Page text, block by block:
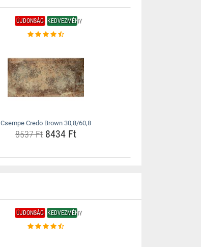
ÚJDONSÁG KEDVEZMÉNY
Csempe Credo Brown 30,8/60,8
8537 Ft 8434 Ft
ÚJDONSÁG KEDVEZMÉNY